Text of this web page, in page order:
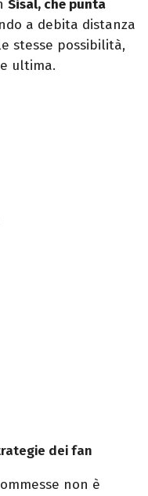
Sisal, che punta
a debita distanza
stesse possibilità,
ultima.
dei fan
non è